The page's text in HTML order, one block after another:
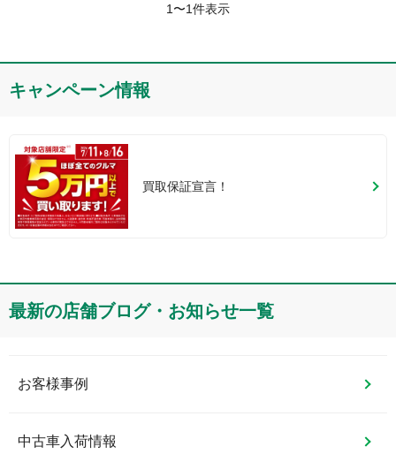
1 〜1件表示
キャンペーン情報
買取保証宣言！
最新の店舗ブログ・お知らせ一覧
お客様事例
中古車入荷情報